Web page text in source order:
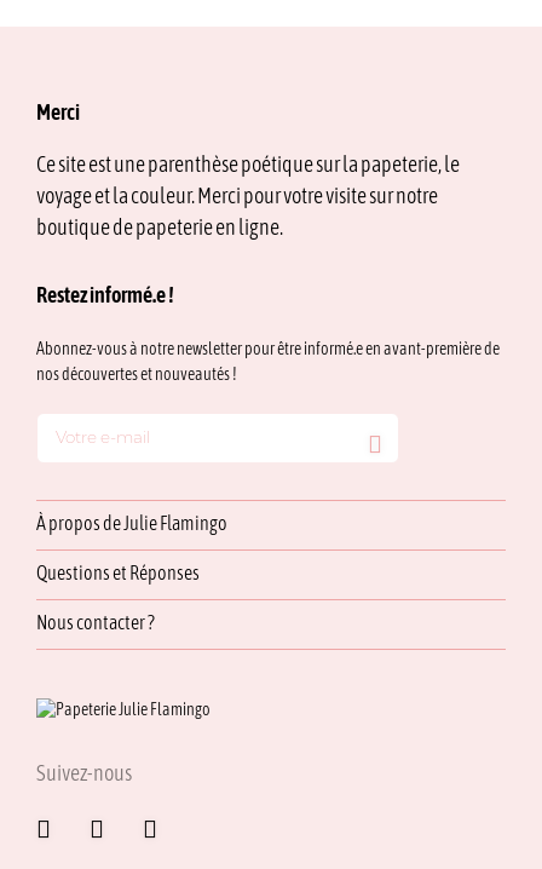
Merci
Ce site est une parenthèse poétique sur la papeterie, le
voyage et la couleur. Merci pour votre visite sur notre
boutique de papeterie en ligne.
Restez informé.e !
Abonnez-vous à notre newsletter pour être informé.e en avant-première de
nos découvertes et nouveautés !
À propos de Julie Flamingo
Questions et Réponses
Nous contacter ?
Suivez-nous